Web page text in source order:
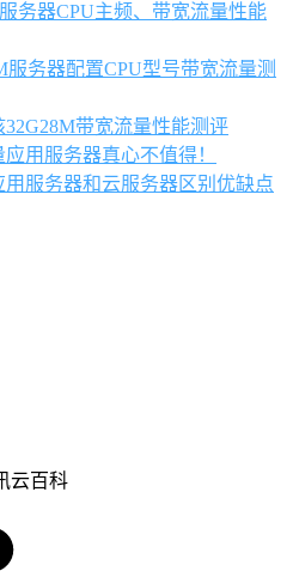
务器CPU主频、带宽流量性能
服务器配置CPU型号带宽流量测
带宽流量性能测评
用服务器真心不值得！
服务器和云服务器区别优缺点
云百科